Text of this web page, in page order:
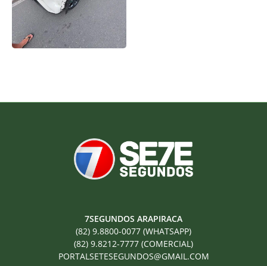
7SEGUNDOS ARAPIRACA
(82) 9.8800-0077 (WHATSAPP)
(82) 9.8212-7777 (COMERCIAL)
PORTALSETESEGUNDOS@GMAIL.COM